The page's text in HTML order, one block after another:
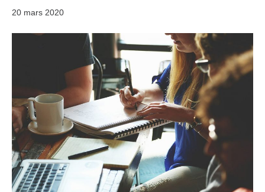
20 mars 2020